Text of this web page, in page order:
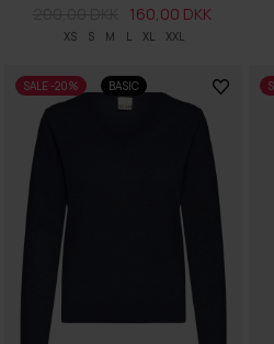
XS S M L XL XXL
160,00 DKK
SALE -20% BASIC